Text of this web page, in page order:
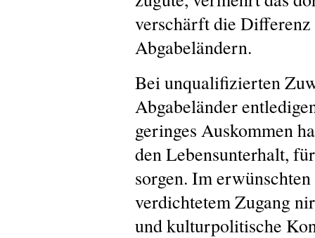
verschärft die Differenz
Abgabeländern.
Bei unqualifizierten
Abgabeländer
geringes Auskommen
den Lebensunterhalt,
sorgen. Im
verdichtetem Zugang
und kulturpolitische